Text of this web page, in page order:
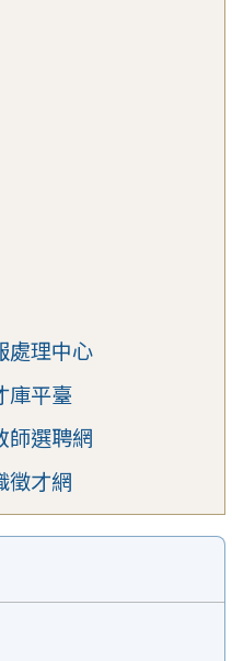
處理中心
庫平臺
師選聘網
徵才網